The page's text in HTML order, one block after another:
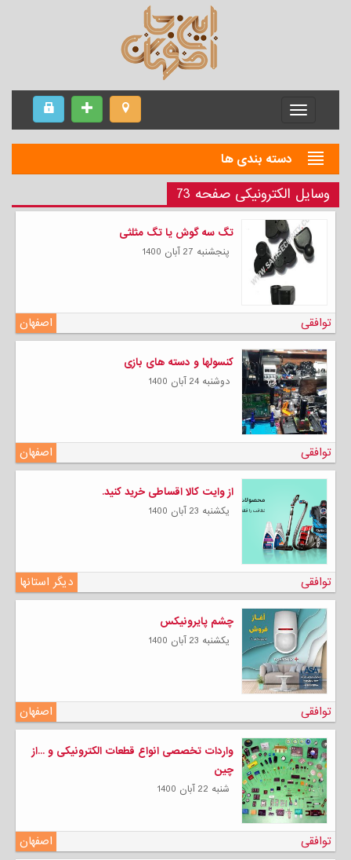
Menu
دسته بندی ها
وسایل الکترونیکی صفحه 73
تگ سه گوش یا تگ مثلثی
پنجشنبه 27 آبان 1400
اصفهان توافقی
کنسولها و دسته های بازی
دوشنبه 24 آبان 1400
اصفهان توافقی
از وایت کالا اقساطی خرید کنید.
يكشنبه 23 آبان 1400
دیگر استانها توافقی
چشم پایرونیکس
يكشنبه 23 آبان 1400
اصفهان توافقی
واردات تخصصی انواع قطعات الکترونیکی و ...از
چین
شنبه 22 آبان 1400
اصفهان توافقی